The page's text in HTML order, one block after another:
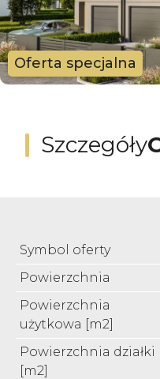
Oferta specjalna
Szczegóły
Symbol oferty
Powierzchnia
Powierzchnia
użytkowa [m2]
Powierzchnia działki
[m2]